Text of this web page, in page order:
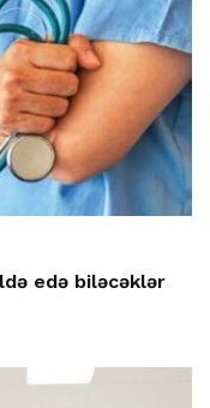
edə biləcəklər